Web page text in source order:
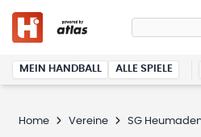
MEIN HANDBALL ALLE SPIELE
Home Vereine SG